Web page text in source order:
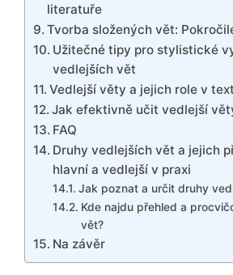
literatuře
Tvorba složených vět:
Užitečné tipy pro stylistické
vedlejších vět
Vedlejší věty a jejich role v
Jak efektivně učit vedlejší
FAQ
Druhy vedlejších vět a jejich
hlavní a vedlejší v praxi
Jak poznat a určit druhy
Kde najdu přehled a
vět?
Na závěr